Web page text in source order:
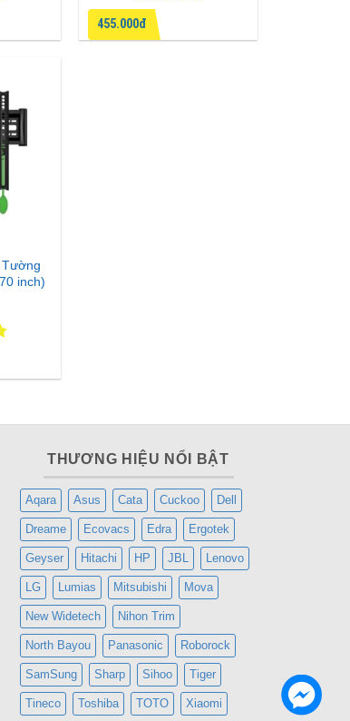
Được xếp
hạng
5 sao
455.000đ
Tường
inch)
THƯƠNG HIỆU NỔI BẬT
Aqara Asus Cata Cuckoo Dell
Dreame Ecovacs Edra Ergotek
Geyser Hitachi HP JBL Lenovo
LG Lumias Mitsubishi Mova
New Widetech Nihon Trim
North Bayou Panasonic Roborock
SamSung Sharp Sihoo Tiger
Tineco Toshiba TOTO Xiaomi